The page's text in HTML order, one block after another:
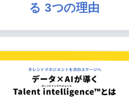
る 3つの理由